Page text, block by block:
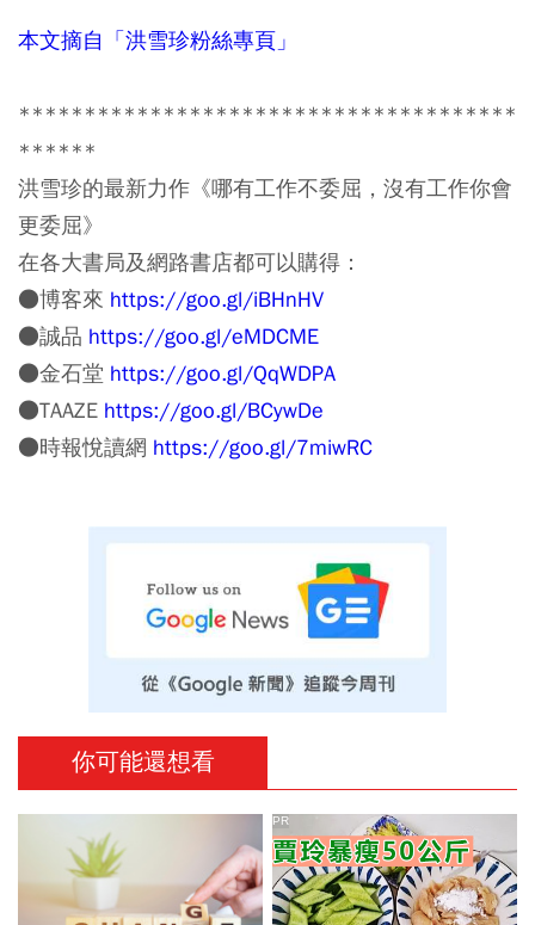
本文摘自「洪雪珍粉絲專頁」
**************************************
******
洪雪珍的最新力作《哪有工作不委屈，沒有工作你會
更委屈》
在各大書局及網路書店都可以購得：
●博客來 https://goo.gl/iBHnHV
●誠品 https://goo.gl/eMDCME
●金石堂 https://goo.gl/QqWDPA
●TAAZE https://goo.gl/BCywDe
●時報悅讀網 https://goo.gl/7miwRC
你可能還想看
PR